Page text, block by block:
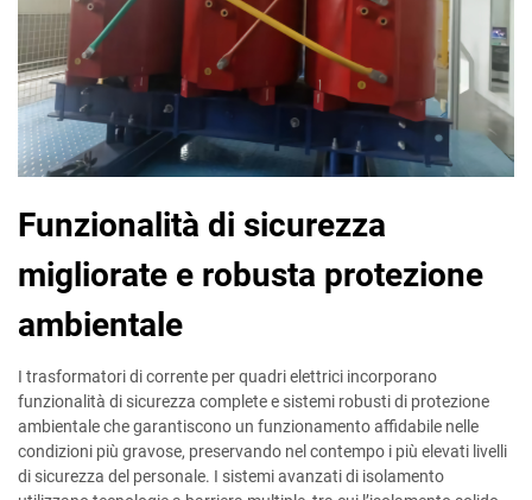
Funzionalità di sicurezza
migliorate e robusta protezione
ambientale
I trasformatori di corrente per quadri elettrici incorporano
funzionalità di sicurezza complete e sistemi robusti di protezione
ambientale che garantiscono un funzionamento affidabile nelle
condizioni più gravose, preservando nel contempo i più elevati livelli
di sicurezza del personale. I sistemi avanzati di isolamento